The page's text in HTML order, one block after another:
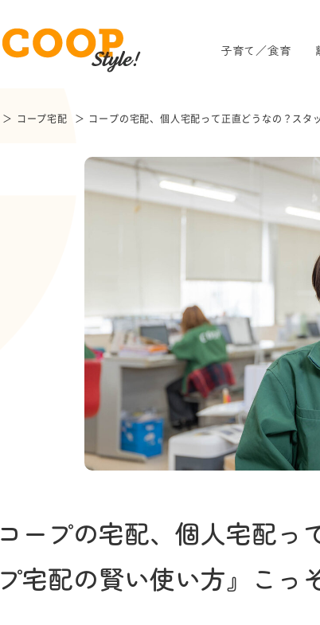
子育て／食育
コープ宅配 コープの宅配、個人宅配って正直どうなの？スタ
コープの宅配、個人宅配っ
プ宅配の賢い使い方』こっ